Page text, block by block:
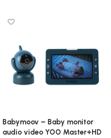
Babymoov – Baby monitor
audio video YOO Master+HD